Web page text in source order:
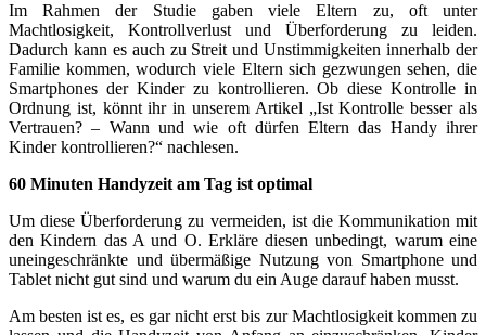
Im Rahmen der Studie gaben viele Eltern zu, oft unter
Machtlosigkeit, Kontrollverlust und Überforderung zu leiden.
Dadurch kann es auch zu Streit und Unstimmigkeiten innerhalb der
Familie kommen, wodurch viele Eltern sich gezwungen sehen, die
Smartphones der Kinder zu kontrollieren. Ob diese Kontrolle in
Ordnung ist, könnt ihr in unserem Artikel „Ist Kontrolle besser als
Vertrauen? – Wann und wie oft dürfen Eltern das Handy ihrer
Kinder kontrollieren?“ nachlesen.
60 Minuten Handyzeit am Tag ist optimal
Um diese Überforderung zu vermeiden, ist die Kommunikation mit
den Kindern das A und O. Erkläre diesen unbedingt, warum eine
uneingeschränkte und übermäßige Nutzung von Smartphone und
Tablet nicht gut sind und warum du ein Auge darauf haben musst.
Am besten ist es, es gar nicht erst bis zur Machtlosigkeit kommen zu